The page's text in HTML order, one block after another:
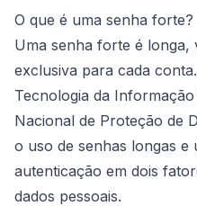
O que é uma senha forte?
Uma senha forte é longa,
exclusiva para cada
Tecnologia da
Nacional de Proteção de
o uso de senhas longas e
autenticação em dois
dados pessoais.